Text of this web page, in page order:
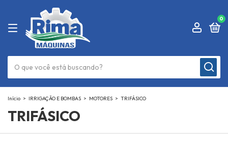
0
Início > IRRIGAÇÃO E BOMBAS > MOTORES > TRIFÁSICO
TRIFÁSICO